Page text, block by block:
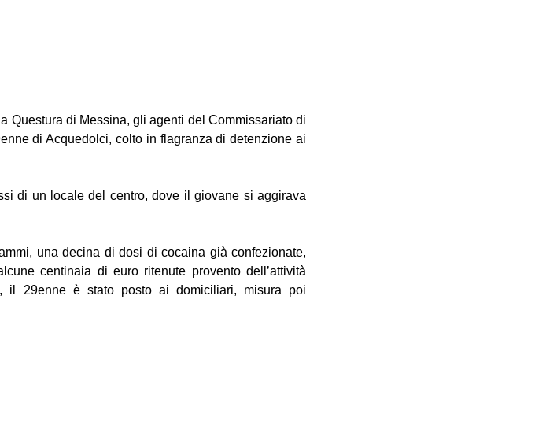
Questura di Messina, gli agenti del Commissariato di
di Acquedolci, colto in flagranza di detenzione ai
di un locale del centro, dove il giovane si aggirava
una decina di dosi di cocaina già confezionate,
centinaia di euro ritenute provento dell’attività
il 29enne è stato posto ai domiciliari, misura poi